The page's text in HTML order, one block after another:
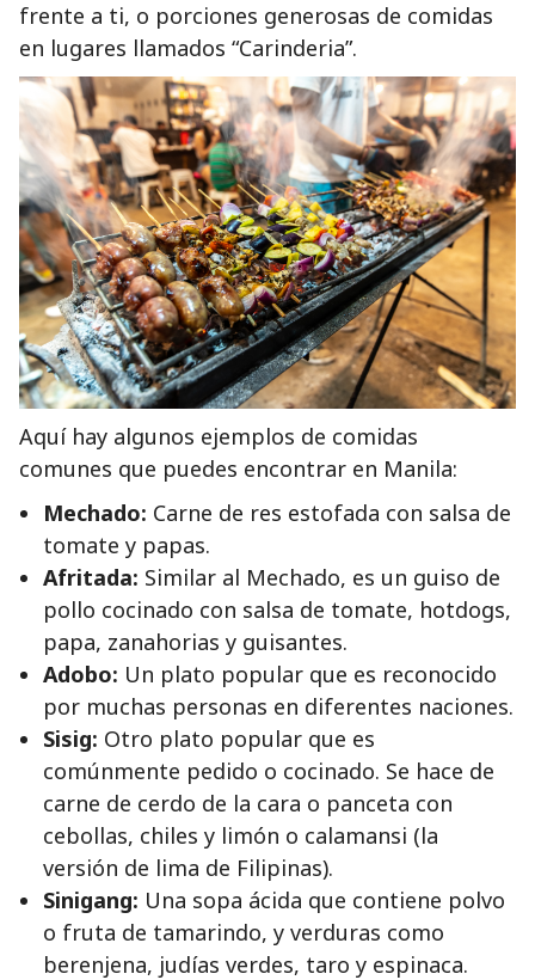
frente a ti, o porciones generosas de comidas
en lugares llamados “Carinderia”.
Aquí hay algunos ejemplos de comidas
comunes que puedes encontrar en Manila:
Mechado: Carne de res estofada con salsa de
tomate y papas.
Afritada: Similar al Mechado, es un guiso de
pollo cocinado con salsa de tomate, hotdogs,
papa, zanahorias y guisantes.
Adobo: Un plato popular que es reconocido
por muchas personas en diferentes naciones.
Sisig: Otro plato popular que es
comúnmente pedido o cocinado. Se hace de
carne de cerdo de la cara o panceta con
cebollas, chiles y limón o calamansi (la
versión de lima de Filipinas).
Sinigang: Una sopa ácida que contiene polvo
o fruta de tamarindo, y verduras como
berenjena, judías verdes, taro y espinaca.